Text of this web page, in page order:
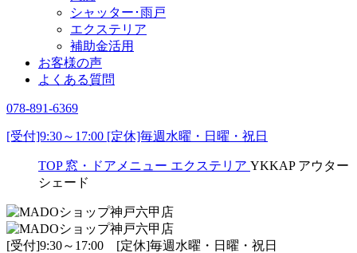
シャッター･雨戸
エクステリア
補助金活用
お客様の声
よくある質問
078-891-6369
[受付]9:30～17:00 [定休]毎週水曜・日曜・祝日
TOP 窓・ドアメニュー エクステリア YKKAP アウター
シェード
[受付]9:30～17:00 [定休]毎週水曜・日曜・祝日